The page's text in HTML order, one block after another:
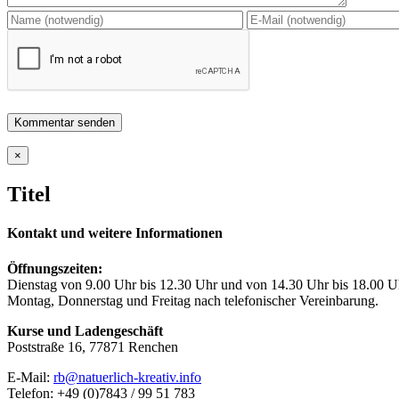
Close
product
view
×
Titel
Kontakt und weitere Informationen
Öffnungszeiten:
Dienstag von 9.00 Uhr bis 12.30 Uhr und von 14.30 Uhr bis 18.00
Montag, Donnerstag und Freitag nach telefonischer Vereinbarung.
Kurse und Ladengeschäft
Poststraße 16, 77871 Renchen
E-Mail: rb@natuerlich-kreativ.info
Telefon: +49 (0)7843 / 99 51 783